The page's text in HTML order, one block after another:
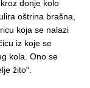
donje kolo
oštrina brašna,
koja se nalazi
iz koje se
kola. Ono se
žito“.